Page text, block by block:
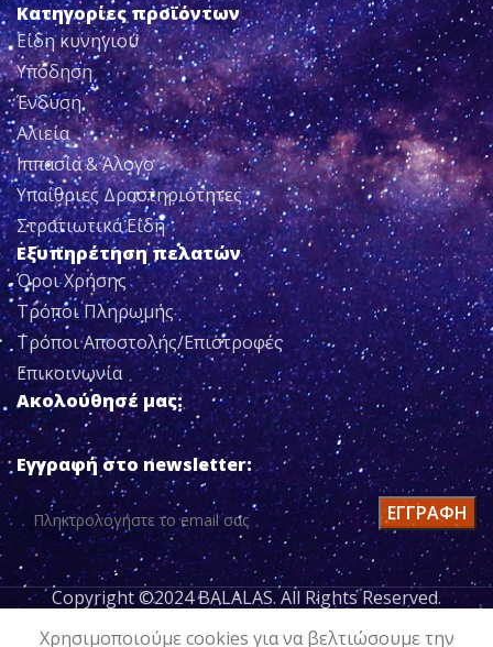
Κατηγορίες προϊόντων
Είδη κυνηγιού
Υπόδηση
Ένδυση
Αλιεία
Ιππασία & Άλογο
Υπαίθριες Δραστηριότητες
Στρατιωτικά Είδη
Εξυπηρέτηση πελατών
Όροι Χρήσης
Τρόποι Πληρωμής
Τρόποι Αποστολής/Επιστροφές
Επικοινωνία
Ακολούθησέ μας:
Εγγραφή στο newsletter:
Copyright ©2024 BALALAS. All Rights Reserved.
Χρησιμοποιούμε cookies για να βελτιώσουμε την
Kαπίστρι